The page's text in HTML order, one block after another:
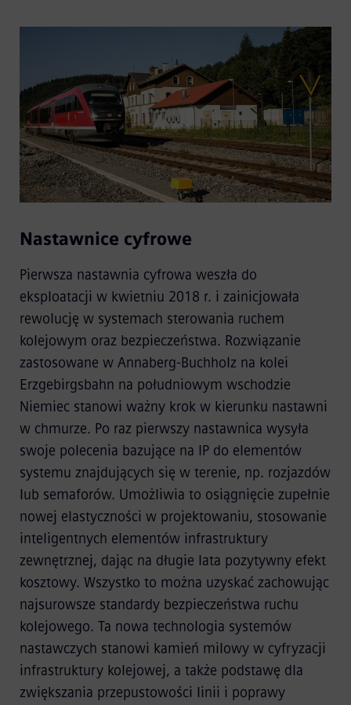
Nastawnice cyfrowe
Pierwsza nastawnia cyfrowa weszła do
eksploatacji w kwietniu 2018 r. i zainicjowała
rewolucję w systemach sterowania ruchem
kolejowym oraz bezpieczeństwa. Rozwiązanie
zastosowane w Annaberg-Buchholz na kolei
Erzgebirgsbahn na południowym wschodzie
Niemiec stanowi ważny krok w kierunku nastawni
w chmurze. Po raz pierwszy nastawnica wysyła
swoje polecenia bazujące na IP do elementów
systemu znajdujących się w terenie, np. rozjazdów
lub semaforów. Umożliwia to osiągnięcie zupełnie
nowej elastyczności w projektowaniu, stosowanie
inteligentnych elementów infrastruktury
zewnętrznej, dając na długie lata pozytywny efekt
kosztowy. Wszystko to można uzyskać zachowując
najsurowsze standardy bezpieczeństwa ruchu
kolejowego. Ta nowa technologia systemów
nastawczych stanowi kamień milowy w cyfryzacji
infrastruktury kolejowej, a także podstawę dla
zwiększania przepustowości linii i poprawy